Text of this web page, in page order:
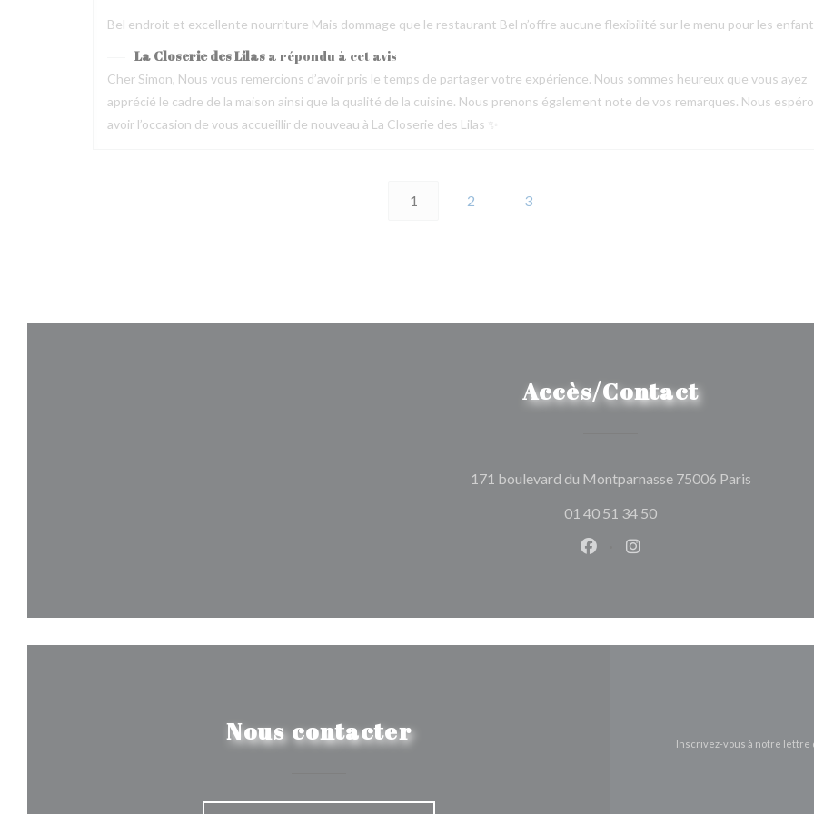
Bel endroit et excellente nourriture Mais dommage que le restaurant Bel n’offre aucune flexibilité sur le menu pour les
La Closerie des Lilas a répondu à cet avis
Cher Simon, Nous vous remercions d’avoir pris le temps de partager votre expérience. Nous sommes heureux que vous ayez
apprécié le cadre de la maison ainsi que la qualité de la cuisine. Nous prenons également note de vos remarques. Nous
avoir l’occasion de vous accueillir de nouveau à La Closerie des Lilas ✨
1 2 3
Accès/Contact
171 boulevard du Montparnasse 75006 Paris((ouvre
01 40 51 34 50
Facebook ((ouvre une nouvelle
Instagram ((ouvre une
Nous contacter
Inscrivez-vous à notre